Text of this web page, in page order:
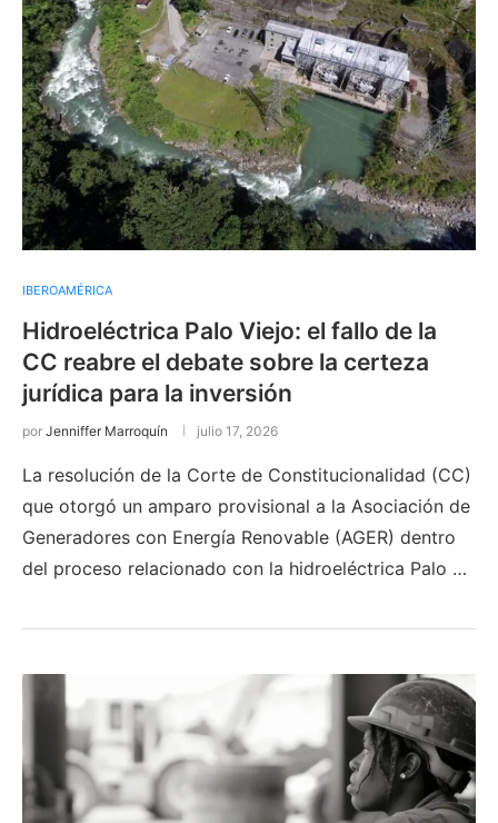
IBEROAMÉRICA
Hidroeléctrica Palo Viejo: el fallo de la
CC reabre el debate sobre la certeza
jurídica para la inversión
por Jenniffer Marroquín julio 17, 2026
La resolución de la Corte de Constitucionalidad (CC)
que otorgó un amparo provisional a la Asociación de
Generadores con Energía Renovable (AGER) dentro
del proceso relacionado con la hidroeléctrica Palo …